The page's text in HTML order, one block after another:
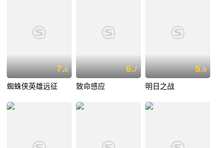
7.6
蜘蛛侠英雄远征
6.7
致命感应
5.9
明日之战